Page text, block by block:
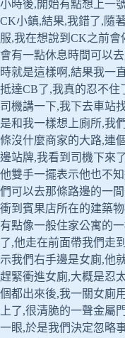
小時後,開始有點想上一
CK小鎮,結果,我錯了,隨
服,我在想說到CK之前
會有一點休息時間可以
時就是這樣啊,結果我一
抵達CB了,我真的忍不住
司機講一下,我下去車站
是和我一樣想上廁所,我
條沒什麼商家的大路,連
邊站牌,我看到司機下來
他雙手一擺表示他也不
們可以去那條路邊的一
衝到賓果店所在的建築
有點像一般住家公寓的
了,他走在前面帶我們走
示我們右手邊是女廁,他
趕緊衝進女廁,大概是忍
個都出來後,我一關女廁
上了,很清脆的一聲金屬
一眼,於是我們決定忽略